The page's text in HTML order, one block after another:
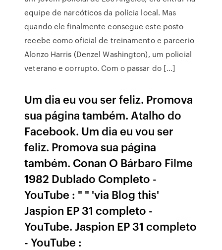
equipe de narcóticos da polícia local. Mas
quando ele finalmente consegue este posto
recebe como oficial de treinamento e parcerio
Alonzo Harris (Denzel Washington), um policial
veterano e corrupto. Com o passar do […]
Um dia eu vou ser feliz. Promova
sua página também. Atalho do
Facebook. Um dia eu vou ser
feliz. Promova sua página
também. Conan O Bárbaro Filme
1982 Dublado Completo -
YouTube : " " 'via Blog this'
Jaspion EP 31 completo -
YouTube. Jaspion EP 31 completo
- YouTube :